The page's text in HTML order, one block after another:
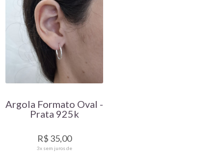
Exibir até:
Argola Formato Oval -
Prata 925k
R$ 35,00
3xsem juros de